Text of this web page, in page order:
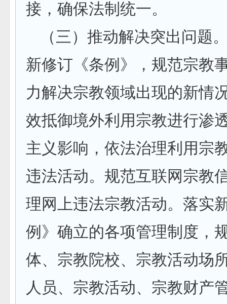
接，确保法制统一。
（三）推动解决突出问题
新修订《条例》，规范宗教
力解决宗教领域出现的新情
效抵御境外利用宗教进行渗
主义影响，依法治理利用宗
违法活动。规范互联网宗教
理网上违法宗教活动。落实
例》确立的各项管理制度，
体、宗教院校、宗教活动场
人员、宗教活动、宗教财产